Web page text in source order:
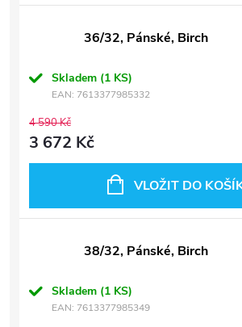
36/32, Pánské, Birch
Skladem (1 KS)
EAN: 7613377985332
4 590 Kč
3 672 Kč
VLOŽIT DO
38/32, Pánské, Birch
Skladem (1 KS)
EAN: 7613377985349